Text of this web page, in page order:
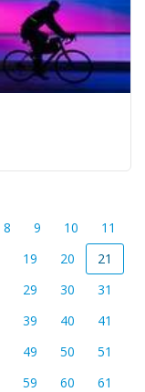
8 9 10
11
19 20
21
29 30
31
39 40
41
49 50
51
59 60
61